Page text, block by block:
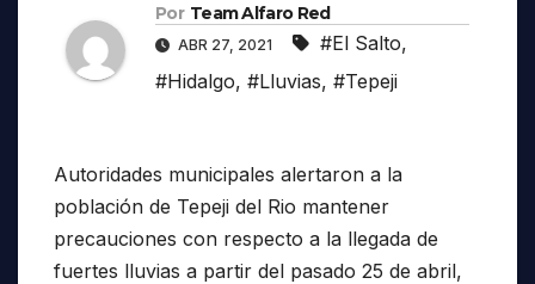
Por Team Alfaro Red
ABR 27, 2021 #El Salto,
#Hidalgo, #Lluvias, #Tepeji
Autoridades municipales alertaron a la
población de Tepeji del Rio mantener
precauciones con respecto a la llegada de
fuertes lluvias a partir del pasado 25 de abril,